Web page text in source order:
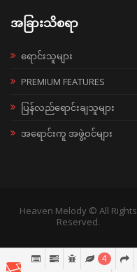
အခြားသိစရာ
ရောင်းသူများ
PREMIUM FEATURES
ပြန်လည်ရောင်းချသူများ
အရောင်းကူ အဖွဲ့ဝင်များ
Heaven Melody © All Rights
Reserved.
4